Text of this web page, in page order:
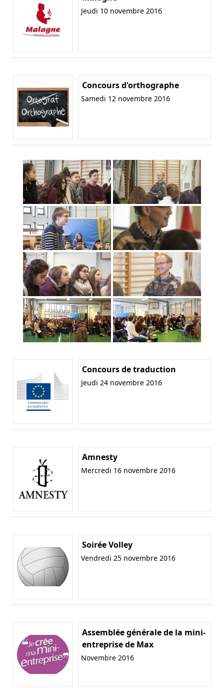
Jeudi 10 novembre 2016
Concours d'orthographe
Samedi 12 novembre 2016
Concours de traduction
Jeudi 24 novembre 2016
Amnesty
Mercredi 16 novembre 2016
Soirée Volley
Vendredi 25 novembre 2016
Assemblée générale de la mini-
entreprise de Max
Novembre 2016